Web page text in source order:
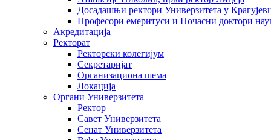
Досадашњи ректори Универзитета у
Професори емеритуси и Почасни доктори
Акредитација
Ректорат
Ректорски колегијум
Секретаријат
Организациона шема
Локација
Органи Универзитета
Ректор
Савет Универзитета
Сенат Универзитета